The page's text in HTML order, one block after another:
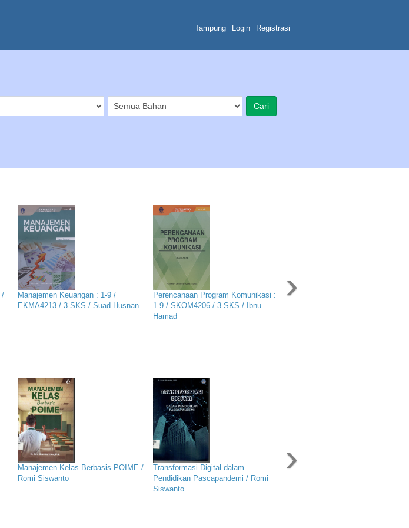
Tampung Login Registrasi
/
Manajemen Keuangan : 1-9 /
EKMA4213 / 3 SKS / Suad Husnan
Perencanaan Program Komunikasi :
1-9 / SKOM4206 / 3 SKS / Ibnu
Hamad
›
Manajemen Kelas Berbasis POIME /
Romi Siswanto
Transformasi Digital dalam
Pendidikan Pascapandemi / Romi
Siswanto
›